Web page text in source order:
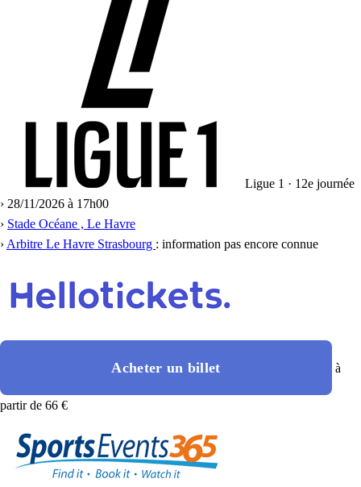
Ligue 1 · 12e journée
› 28/11/2026 à 17h00
› Stade Océane , Le Havre
› Arbitre Le Havre Strasbourg : information pas encore connue
Acheter un billet à
partir de 66 €